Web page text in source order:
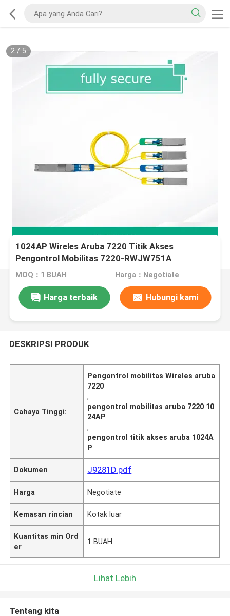
2/ 5
1024AP Wireles Aruba 7220 Titik Akses
Pengontrol Mobilitas 7220-RWJW751A
MOQ：1 BUAH Harga：Negotiate
Harga terbaik Hubungi kami
DESKRIPSI PRODUK
Cahaya Tinggi:
Pengontrol mobilitas Wireles aruba
7220
,
pengontrol mobilitas aruba 7220 10
24AP
,
pengontrol titik akses aruba 1024A
P
Dokumen J9281D.pdf
Harga Negotiate
Kemasan rincian Kotak luar
Kuantitas min Ord
er
1 BUAH
Lihat Lebih
Tentang kita